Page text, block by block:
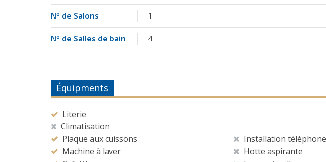
Nº de Salons 1
Nº de Salles de bain 4
Équipments
Literie
Climatisation
Plaque aux cuissons
Machine à laver
Installation téléphone
Hotte aspirante